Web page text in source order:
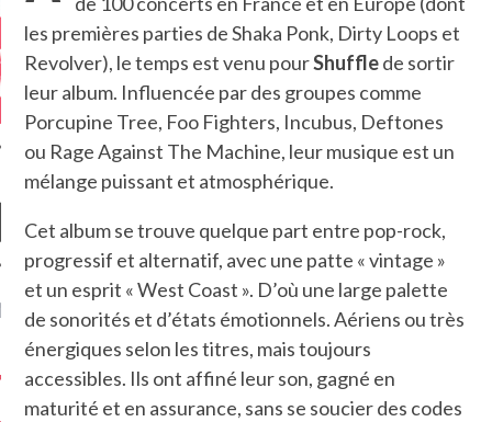
CRITIQUES
7.6
DUDE’S REV...
5.4
CLAN – A BE...
les premières parties de Shaka Ponk, Dirty Loops et
Revolver), le temps est venu pourShufflede sortir
leur album. Influencée par des groupes comme
Porcupine Tree, Foo Fighters, Incubus, Deftones
ou Rage Against The Machine, leur musique est un
mélange puissant et atmosphérique.
Cet album se trouve quelque part entre pop-rock,
progressif et alternatif, avec une patte « vintage »
et un esprit « West Coast ». D’où une large palette
de sonorités et d’états émotionnels. Aériens ou très
énergiques selon les titres, mais toujours
accessibles. Ils ont affiné leur son, gagné en
maturité et en assurance, sans se soucier des codes